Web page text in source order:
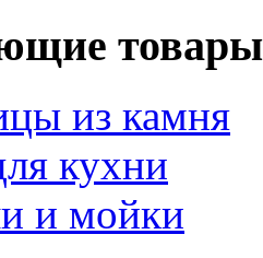
товары
из камня
кухни
и мойки